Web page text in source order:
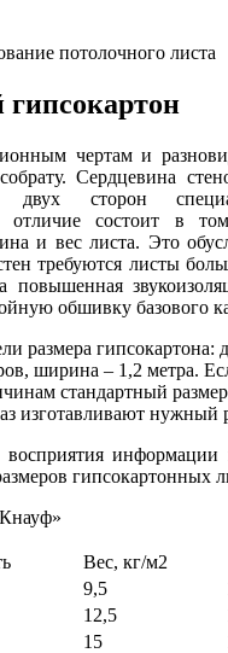
потолочного листа
гипсокартон
чертам и
Сердцевина
сторон
отличие состоит в
и вес листа. Это
требуются листы
повышенная
обшивку базового
размера гипсокартона:
ширина – 1,2 метра.
стандартный
изготавливают нужный
информации
гипсокартонных
Вес, кг/м2
9,5
12,5
15